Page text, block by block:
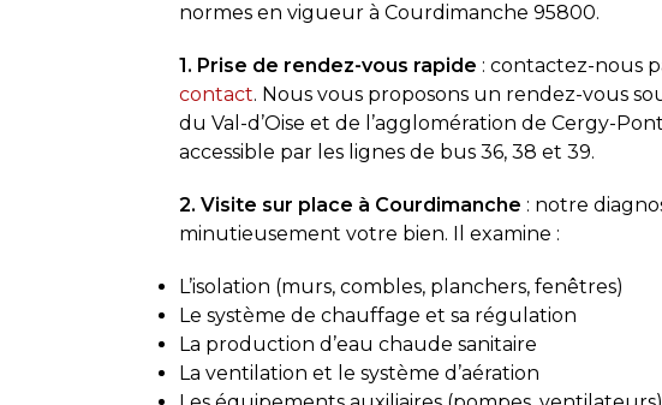
normes en vigueur à Courdimanche 95800.
1. Prise de rendez-vous rapide : contactez-nous
contact. Nous vous proposons un rendez-vous
du Val-d’Oise et de l’agglomération de Cergy-
accessible par les lignes de bus 36, 38 et 39.
2. Visite sur place à Courdimanche : notre
minutieusement votre bien. Il examine :
L’isolation (murs, combles, planchers, fenêtres)
Le système de chauffage et sa régulation
La production d’eau chaude sanitaire
La ventilation et le système d’aération